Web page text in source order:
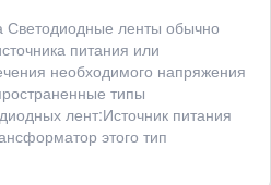
Светодиодные ленты обычно
питания или
необходимого напряжения
типы
лент:Источник питания
этого тип